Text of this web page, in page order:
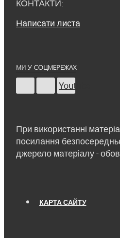
КОНТАКТИ:
Написати листа
МИ У СОЦМЕРЕЖАХ
Youtube
При використанні
посилання
джерело матеріалу -
КАРТА САЙТУ